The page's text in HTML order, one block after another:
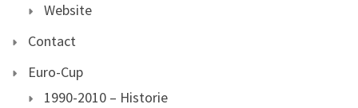
Website
Contact
Euro-Cup
1990-2010 – Historie